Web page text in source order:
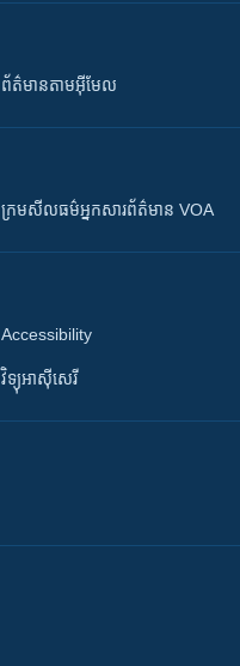
ព័ត៌មាន​តាម​អ៊ីមែល
ក្រម​​​សីលធម៌​​​អ្នក​​​សារព័ត៌មាន VOA
Accessibility
វិទ្យុ​អាស៊ី​សេរី